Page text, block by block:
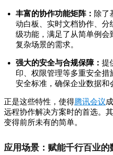
丰富的协作功能矩阵： 除了
动白板、实时文档协作、分
级功能，满足了从简单例
复杂场景的需求。
强大的安全与合规保障： 提
印、权限管理等多重安全
安全标准，确保企业数据和
正是这些特性，使得腾讯会议
远程协作解决方案时的首选。
变得前所未有的简单。
应用场景：赋能千行百业的